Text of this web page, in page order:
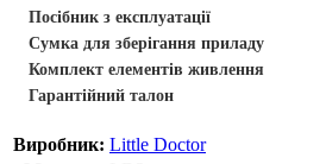
Посібник з експлуатації
Сумка для зберігання приладу
Комплект елементів живлення
Гарантійний талон
Виробник: Little Doctor